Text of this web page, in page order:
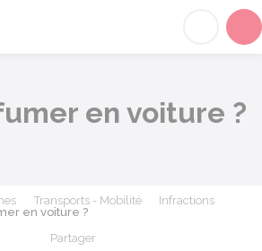
en voiture ?
Transports - Mobilité
Infractions
en voiture ?
Partager